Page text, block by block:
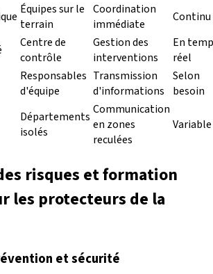
Équipes sur le
terrain
Coordination
immédiate
Continu
Centre de
contrôle
Gestion des
interventions
En
réel
Responsables
d'équipe
Transmission
d'informations
Selon
besoin
Départements
isolés
Communication
en zones
reculées
Variable
risques et formation
les protecteurs de la
et sécurité